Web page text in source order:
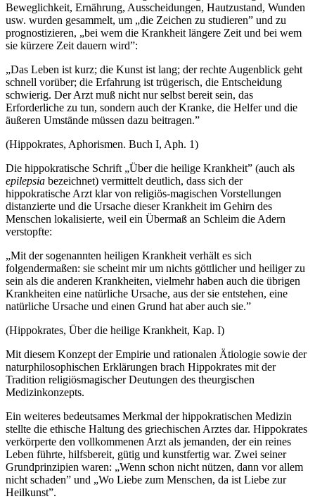
Beweglichkeit, Ernährung, Ausscheidungen, Hautzustand, Wunden
usw. wurden gesammelt, um „die Zeichen zu studieren” und zu
prognostizieren, „bei wem die Krankheit längere Zeit und bei wem
sie kürzere Zeit dauern wird”:
„Das Leben ist kurz; die Kunst ist lang; der rechte Augenblick geht
schnell vorüber; die Erfahrung ist trügerisch, die Entscheidung
schwierig. Der Arzt muß nicht nur selbst bereit sein, das
Erforderliche zu tun, sondern auch der Kranke, die Helfer und die
äußeren Umstände müssen dazu beitragen.”
(Hippokrates, Aphorismen. Buch I, Aph. 1)
Die hippokratische Schrift „Über die heilige Krankheit” (auch als
epilepsia bezeichnet) vermittelt deutlich, dass sich der
hippokratische Arzt klar von religiös-magischen Vorstellungen
distanzierte und die Ursache dieser Krankheit im Gehirn des
Menschen lokalisierte, weil ein Übermaß an Schleim die Adern
verstopfte:
„Mit der sogenannten heiligen Krankheit verhält es sich
folgendermaßen: sie scheint mir um nichts göttlicher und heiliger zu
sein als die anderen Krankheiten, vielmehr haben auch die übrigen
Krankheiten eine natürliche Ursache, aus der sie entstehen, eine
natürliche Ursache und einen Grund hat aber auch sie.”
(Hippokrates, Über die heilige Krankheit, Kap. I)
Mit diesem Konzept der Empirie und rationalen Ätiologie sowie der
naturphilosophischen Erklärungen brach Hippokrates mit der
Tradition religiösmagischer Deutungen des theurgischen
Medizinkonzepts.
Ein weiteres bedeutsames Merkmal der hippokratischen Medizin
stellte die ethische Haltung des griechischen Arztes dar. Hippokrates
verkörperte den vollkommenen Arzt als jemanden, der ein reines
Leben führte, hilfsbereit, gütig und kunstfertig war. Zwei seiner
Grundprinzipien waren: „Wenn schon nicht nützen, dann vor allem
nicht schaden” und „Wo Liebe zum Menschen, da ist Liebe zur
Heilkunst”.